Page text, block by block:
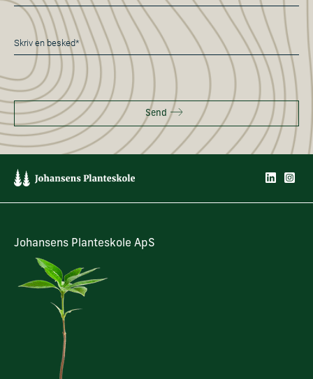
*
Besked
*
Send
Johansens Planteskole ApS